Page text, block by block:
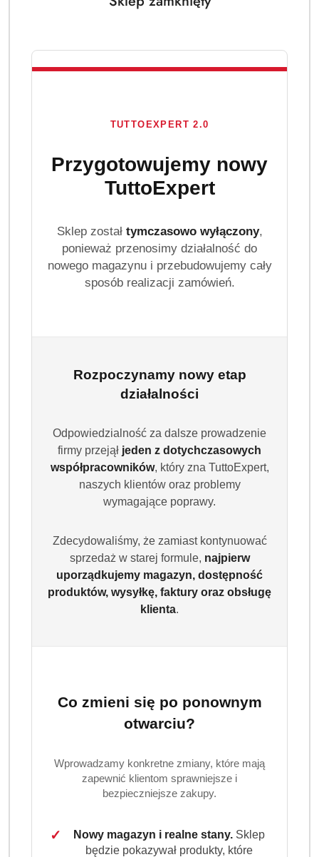
(0)
Finish Zestaw Nabłyszczacz do
Zmywarki 3x800ml XL
Brak towaru
Powiadom gdy produkt będzie dostępny
Program lojalnościowy dostępny jest tylko dla
TUTTOEXPERT 2.0
Przygotowujemy nowy
TuttoExpert
Sklep został tymczasowo wyłączony,
ponieważ przenosimy działalność do
nowego magazynu i przebudowujemy cały
sposób realizacji zamówień.
Rozpoczynamy nowy etap
działalności
Odpowiedzialność za dalsze prowadzenie
firmy przejął jeden z dotychczasowych
współpracowników, który zna TuttoExpert,
naszych klientów oraz problemy
wymagające poprawy.
Zdecydowaliśmy, że zamiast kontynuować
sprzedaż w starej formule, najpierw
uporządkujemy magazyn, dostępność
produktów, wysyłkę, faktury oraz obsługę
klienta.
Co zmieni się po ponownym
otwarciu?
Wprowadzamy konkretne zmiany, które mają
zapewnić klientom sprawniejsze i
bezpieczniejsze zakupy.
✓ Nowy magazyn i realne stany.Sklep
będzie pokazywał produkty, które